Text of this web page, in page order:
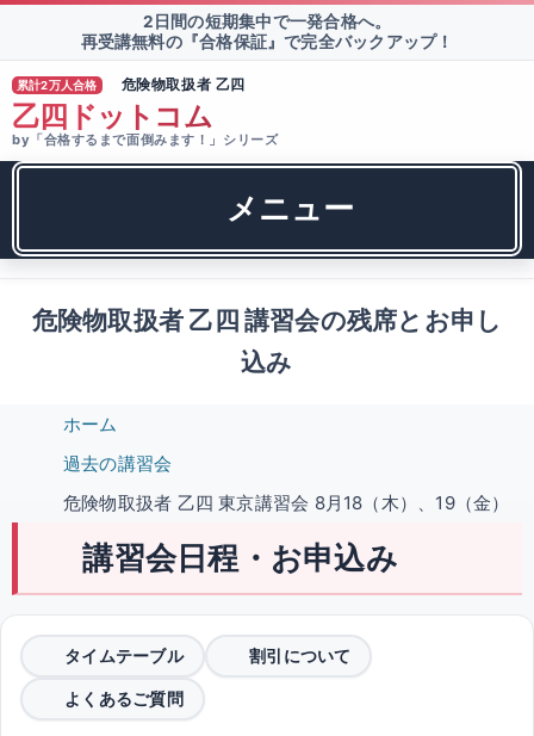
2日間の短期集中で一発合格へ。
再受講無料の『合格保証』で完全バックアップ！
累計2万人合格 危険物取扱者 乙四
乙四ドットコム
by「合格するまで面倒みます！」シリーズ
メニュー
危険物取扱者 乙四 講習会の残席とお申し
込み
ホーム
過去の講習会
危険物取扱者 乙四 東京講習会 8月18（木）、19（金）
講習会日程・お申込み
タイムテーブル 割引について
よくあるご質問